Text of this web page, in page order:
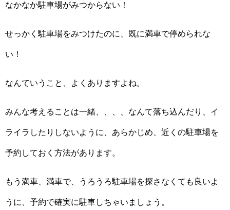
なかなか駐車場がみつからない！
せっかく駐車場をみつけたのに、既に満車で停められな
い！
なんていうこと、よくありますよね。
みんな考えることは一緒、、、、なんて落ち込んだり、イ
ライラしたりしないように、あらかじめ、近くの駐車場を
予約しておく方法があります。
もう満車、満車で、うろうろ駐車場を探さなくても良いよ
うに、予約で確実に駐車しちゃいましょう。